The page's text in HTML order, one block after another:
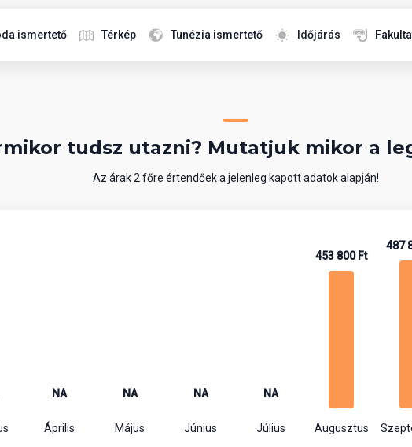
ismertető Térkép Tunézia ismertető Időjárás
tudsz utazni? Mutatjuk mikor a
Az árak 2 főre értendőek a jelenleg kapott adatok alapján!
NA
Április
NA
Május
NA
Június
NA
Július
453 800 Ft
Augusztus
487